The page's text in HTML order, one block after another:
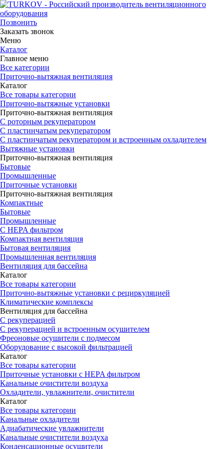
Позвонить
Заказать звонок
Меню
Каталог
Главное меню
Все категории
Приточно-вытяжная вентиляция
Каталог
Все товары категории
Приточно-вытяжные установки
Приточно-вытяжная вентиляция
С роторным рекуператором
С пластинчатым рекуператором
С пластинчатым рекуператором и встроенным охладителем
Вытяжные установки
Приточно-вытяжная вентиляция
Бытовые
Промышленные
Приточные установки
Приточно-вытяжная вентиляция
Компактные
Бытовые
Промышленные
С HEPA фильтром
Компактная вентиляция
Бытовая вентиляция
Промышленная вентиляция
Вентиляция для бассейна
Каталог
Все товары категории
Приточно-вытяжные установки с рециркуляцией
Климатические комплексы
Вентиляция для бассейна
С рекуперацией
С рекуперацией и встроенным осушителем
Фреоновые осушители с подмесом
Оборудование с высокой фильтрацией
Каталог
Все товары категории
Приточные установки c HEPA фильтром
Канальные очистители воздуха
Охладители, увлажнители, очистители
Каталог
Все товары категории
Канальные охладители
Адиабатические увлажнители
Канальные очистители воздуха
Конденсационные осушители